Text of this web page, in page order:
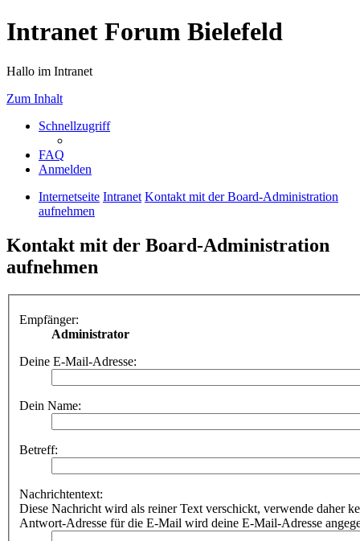
Intranet Forum Bielefeld
Hallo im Intranet
Zum Inhalt
Schnellzugriff
FAQ
Anmelden
Internetseite Intranet Kontakt mit der Board-Administration
aufnehmen
Kontakt mit der Board-Administration
aufnehmen
Empfänger:
Administrator
Deine E-Mail-Adresse:
Dein Name:
Betreff:
Nachrichtentext:
Diese Nachricht wird als reiner Text verschickt, verwende daher
Antwort-Adresse für die E-Mail wird deine E-Mail-Adresse